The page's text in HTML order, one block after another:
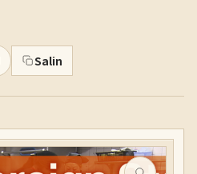
Salin